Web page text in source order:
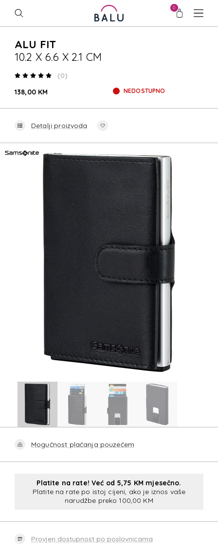
0
ALU FIT
10.2 X 6.6 X 2.1 CM
(0)
138,00 KM
NEDOSTUPNO
Detalji proizvoda
Mogućnost plaćanja pouzećem
Platite na rate! Već od 5,75 KM mjesečno.
Platite na rate po istoj cijeni, ako je iznos vaše
narudžbe preko 100,00 KM
Provjeri dostupnost po poslovnicama